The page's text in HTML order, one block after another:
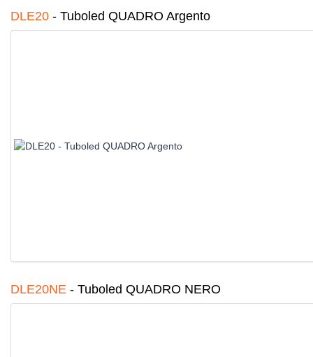
DLE20 - Tuboled QUADRO Argento
DLE20NE - Tuboled QUADRO NERO